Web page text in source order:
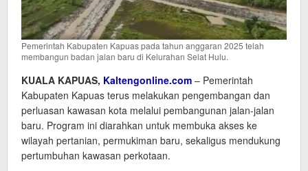
Pemerintah Kabupaten Kapuas pada tahun anggaran 2025 telah
membangun badan jalan baru di Kelurahan Selat Hulu.
KUALA KAPUAS, Kaltengonline.com – Pemerintah
Kabupaten Kapuas terus melakukan pengembangan dan
perluasan kawasan kota melalui pembangunan jalan-jalan
baru. Program ini diarahkan untuk membuka akses ke
wilayah pertanian, permukiman baru, sekaligus mendukung
pertumbuhan kawasan perkotaan.